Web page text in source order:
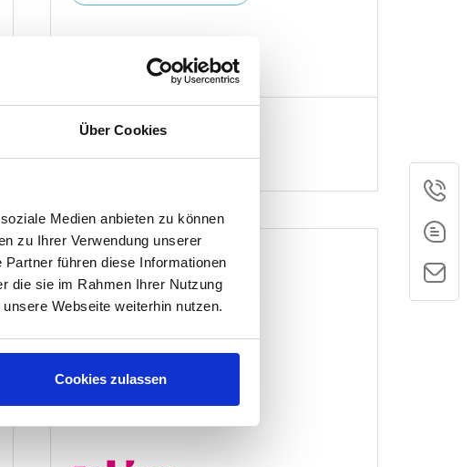
Über Cookies
Medien anbieten zu können
zu Ihrer Verwendung unserer
führen diese Informationen
die sie im Rahmen Ihrer Nutzung
Webseite weiterhin nutzen.
Cookies zulassen
Telefon
E-Mail